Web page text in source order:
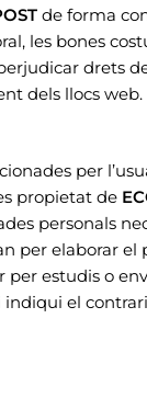
de forma
les bones
drets
dels llocs web.
per
propietat de
personals
per elaborar el
per estudis o
indiqui el